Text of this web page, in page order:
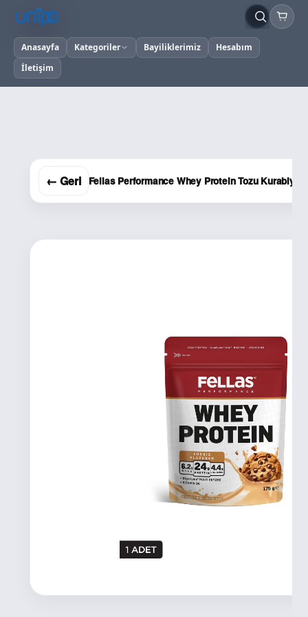
Anasayfa Kategoriler Bayiliklerimiz
Hesabım
İletişim
← Geri Fellas Performance Whey Protein Tozu Kurabiye